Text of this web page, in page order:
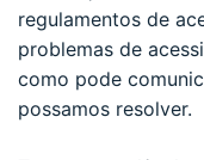
regulamentos de
problemas de
como pode
possamos resolver.